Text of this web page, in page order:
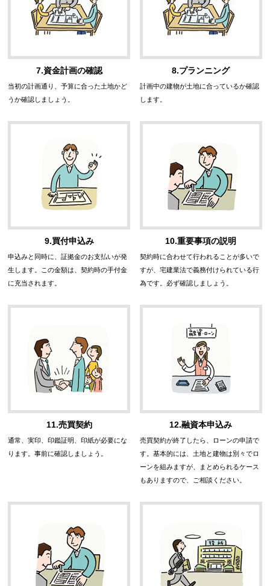
7.資金計画の確認
当初の計画通り、予算に合った土地かど
うか確認しましょう。
8.プランニング
計画中の建物が土地に合っているか確認
します。
9.買付申込み
申込みと同時に、証拠金のお支払いが発
生します。この金額は、契約時の手付金
に充当されます。
10.重要事項の説明
契約時に合わせて行われることが多いで
すが、宅建業法で義務付けられている行
為です。必ず確認しましょう。
11.売買契約
通常、実印、印鑑証明、印紙が必要にな
ります。事前に確認しましょう。
12.融資本申込み
売買契約が終了したら、ローンの申請で
す。基本的には、土地と建物は別々でロ
ーンを組みますが、まとめられるケース
もありますので、ご相談ください。